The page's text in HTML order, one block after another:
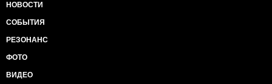
НОВОСТИ
СОБЫТИЯ
РЕЗОНАНС
ФОТО
ВИДЕО